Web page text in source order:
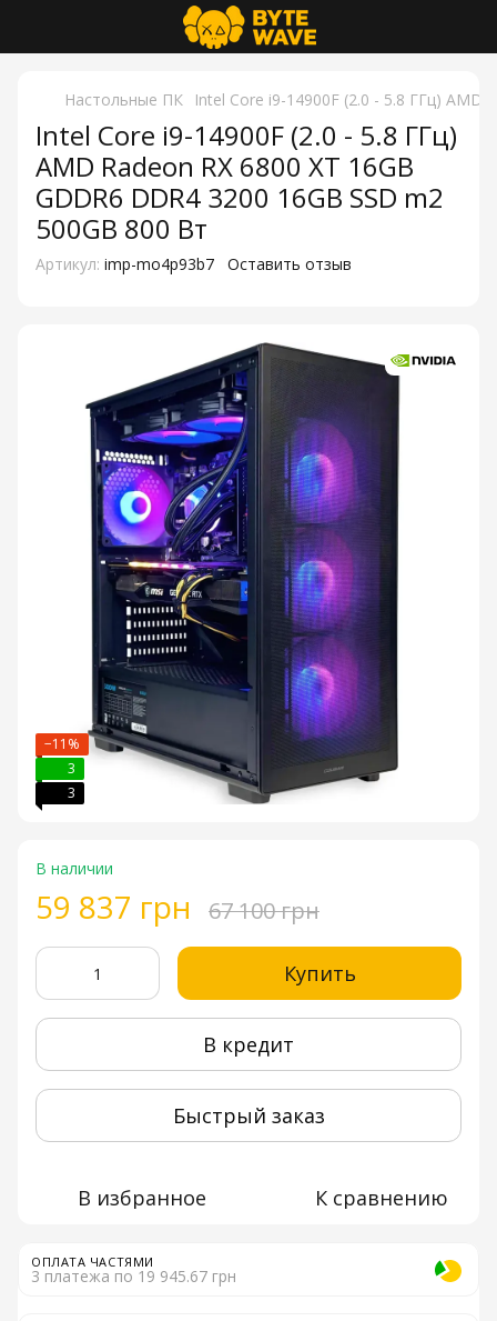
Настольные ПК Intel Core i9-14900F (2.0 - 5.8 ГГц) AMD
Intel Core i9-14900F (2.0 - 5.8 ГГц)
AMD Radeon RX 6800 XT 16GB
GDDR6 DDR4 3200 16GB SSD m2
500GB 800 Вт
Артикул: imp-mo4p93b7 Оставить отзыв
−11%
3
3
В наличии
59 837 грн 67 100 грн
Купить
В кредит
Быстрый заказ
В избранное К сравнению
ОПЛАТА ЧАСТЯМИ
3 платежа по 19 945.67 грн